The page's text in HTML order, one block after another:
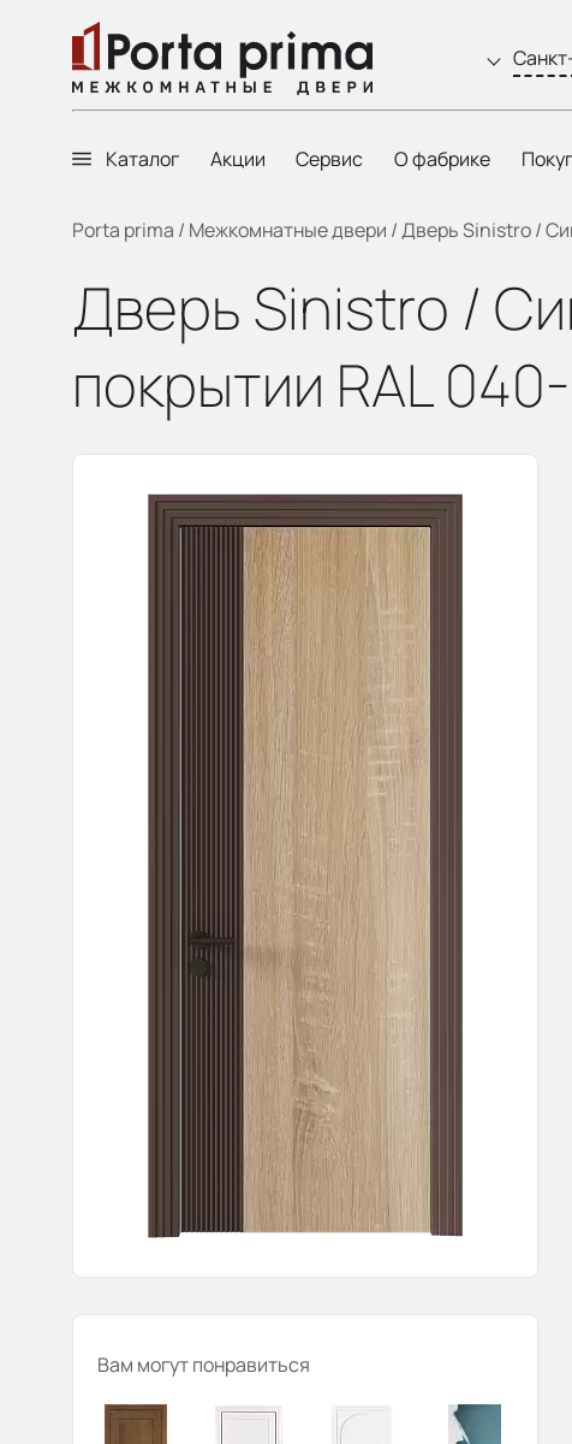
Каталог Акции Сервис О фабрике
Porta prima / Межкомнатные двери /Дверь Sinistro /
Дверь Sinistro /
покрытии RAL
Вам могут понравиться